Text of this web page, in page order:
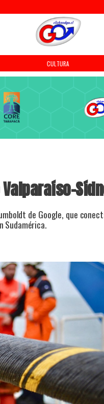
CULTURA
de Google, que
Sudamérica.